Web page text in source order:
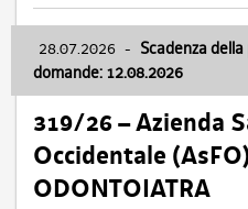
28.07.2026 - Scadenza
domande: 12.08.2026
319/26 – Azienda
Occidentale
ODONTOIATRA